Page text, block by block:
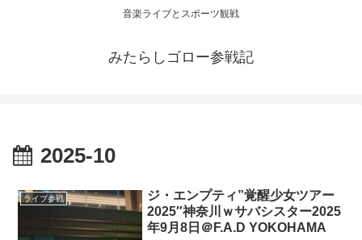
音楽ライブとスポーツ観戦
みたらしゴロー参戦記
2025-10
ライブ参戦
ジ・エンプティ”覚醒少女ツアー
2025″神奈川ｗサバシスター2025
年9月8日＠F.A.D YOKOHAMA